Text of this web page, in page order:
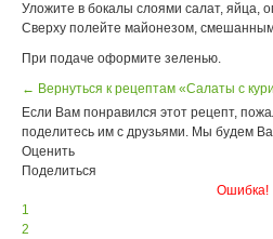
Уложите в бокалы слоями салат, яйца,
Сверху полейте майонезом,
При подаче оформите зеленью.
← Вернуться к рецептам «Салаты с
Если Вам понравился этот рецепт,
поделитесь им с друзьями. Мы будем
Оценить
Поделиться
Ошибка!
1
2